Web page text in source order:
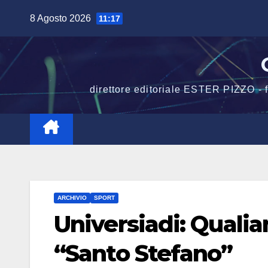
contenuto
8 Agosto 2026 11:17
direttore editoriale ESTER PIZZO -
ARCHIVIO SPORT
Universiadi:
“Santo Stefano”